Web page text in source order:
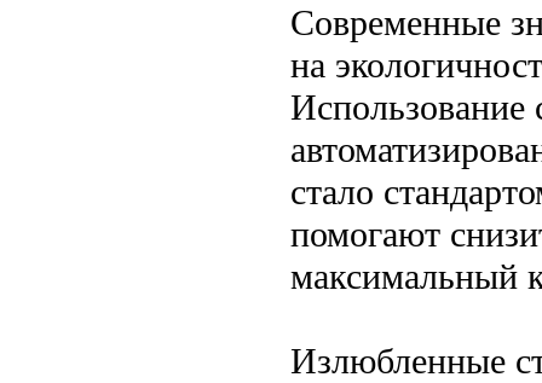
Современные
на
Использование
стало
помогают
максимальный
Излюбленные